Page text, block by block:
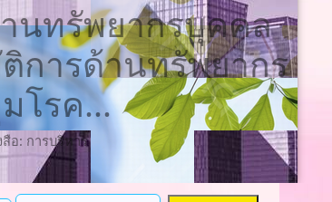
นทรัพยากรบุคคล
การด้านทรัพยากร
โรค...
อ: การบริหาร